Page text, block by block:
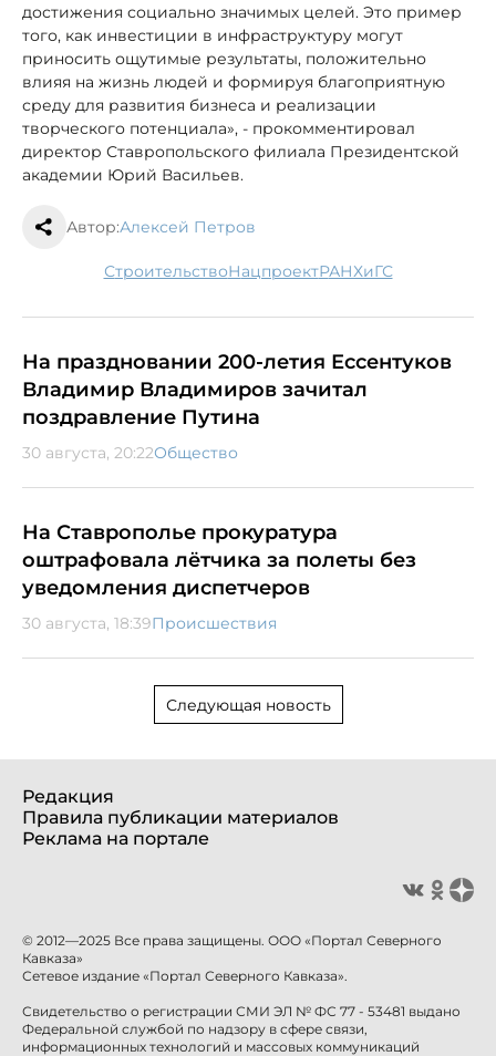
достижения социально значимых целей. Это пример
того, как инвестиции в инфраструктуру могут
приносить ощутимые результаты, положительно
влияя на жизнь людей и формируя благоприятную
среду для развития бизнеса и реализации
творческого потенциала», - прокомментировал
директор Ставропольского филиала Президентской
академии Юрий Васильев.
Автор:Алексей Петров
строительство нацпроект РАНХиГС
На праздновании 200-летия Ессентуков
Владимир Владимиров зачитал
поздравление Путина
30 августа, 20:22Общество
На Ставрополье прокуратура
оштрафовала лётчика за полеты без
уведомления диспетчеров
30 августа, 18:39Происшествия
Следующая новость
Редакция
Правила публикации материалов
Реклама на портале
© 2012—2025 Все права защищены. ООО «Портал Северного
Кавказа»
Сетевое издание «Портал Северного Кавказа».
Свидетельство о регистрации СМИ ЭЛ № ФС 77 - 53481 выдано
Федеральной службой по надзору в сфере связи,
информационных технологий и массовых коммуникаций